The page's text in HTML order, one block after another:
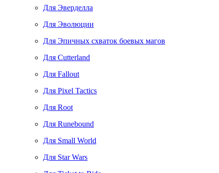
Для Эверделла
Для Эволюции
Для Эпичных схваток боевых магов
Для Cutterland
Для Fallout
Для Pixel Tactics
Для Root
Для Runebound
Для Small World
Для Star Wars